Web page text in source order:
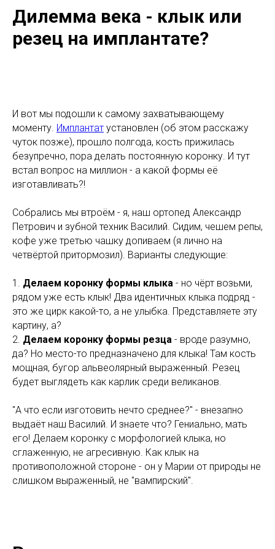
Дилемма века - клык или
резец на имплантате?
И вот мы подошли к самому захватывающему
моменту. Имплантат установлен (об этом расскажу
чуток позже), прошло полгода, кость прижилась
безупречно, пора делать постоянную коронку. И тут
встал вопрос на миллион - а какой формы её
изготавливать?!
Собрались мы втроём - я, наш ортопед Александр
Петрович и зубной техник Василий. Сидим, чешем репы,
кофе уже третью чашку допиваем (я лично на
четвёртой притормозил). Варианты следующие:
1. Делаем коронку формы клыка - но чёрт возьми,
рядом уже есть клык! Два идентичных клыка подряд -
это же цирк какой-то, а не улыбка. Представляете эту
картину, а?
2. Делаем коронку формы резца - вроде разумно,
да? Но место-то предназначено для клыка! Там кость
мощная, бугор альвеолярный выраженный. Резец
будет выглядеть как карлик среди великанов.
"А что если изготовить нечто среднее?" - внезапно
выдаёт наш Василий. И знаете что? Гениально, мать
его! Делаем коронку с морфологией клыка, но
сглаженную, не агресивную. Как клык на
противоположной стороне - он у Марии от природы не
слишком выраженный, не "вампирский".